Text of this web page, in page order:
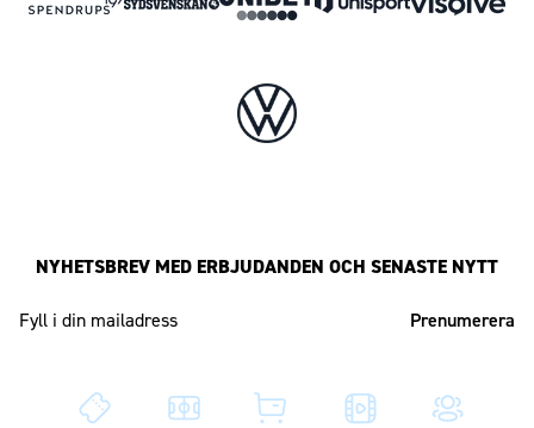
NYHETSBREV MED ERBJUDANDEN OCH SENASTE NYTT